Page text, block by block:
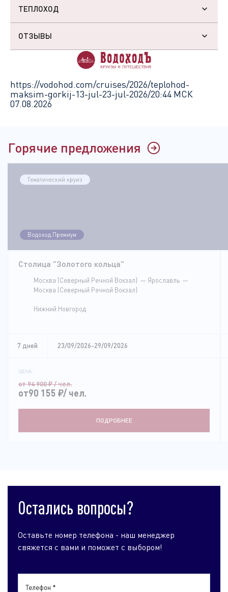
ТЕПЛОХОД
ОТЗЫВЫ
https://vodohod.com/cruises/2026/teplohod-
maksim-gorkij-13-jul-23-jul-2026/20:44 МСК
07.08.2026
Горячие предложения
Тематический круиз
Водоход.Премиум
Столица "Золотого кольца"
Москва (Северный Речной Вокзал)
Ярославль
Москва (Северный Речной Вокзал)
Нижний Новгород
7 дней 23/09/2026-29/09/2026
ЦЕНА:
от 94 900₽/ чел.
от90 155 ₽/ чел.
ПОДРОБНЕЕ
Остались вопросы?
Оставьте номер телефона - наш менеджер
свяжется с вами и поможет с выбором!
Телефон *